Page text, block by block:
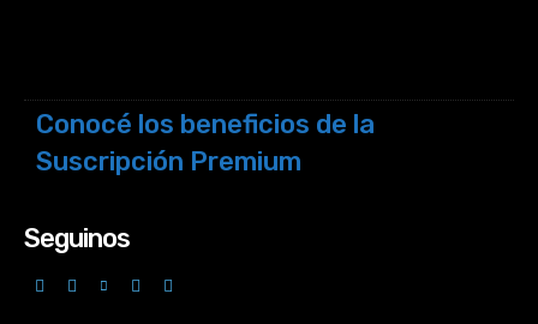
Conocé los beneficios de la
Suscripción Premium
Seguinos